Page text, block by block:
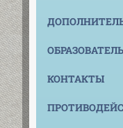
КОНТАКТЫ